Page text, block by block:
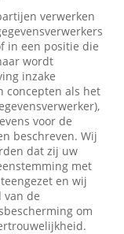
verwerken
in een positie die
wordt
inzake
concepten als het
voor de
beschreven. Wij
dat zij uw
met
en wij
van de
om